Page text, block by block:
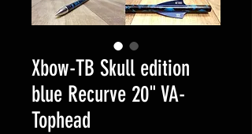
Xbow-TB Skull edition
blue Recurve 20" VA-
Tophead